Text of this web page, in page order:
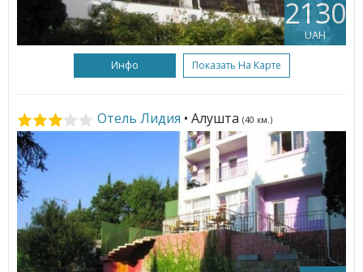
2130
UAH
Инфо Показать На Карте
Отель Лидия • Алушта (40 км.)